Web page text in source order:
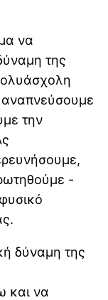
να
της
την
-
δύναμη της
και να